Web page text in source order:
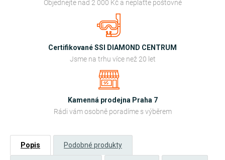
Objednejte nad 2 000 Kč a neplaťte poštovné
Certifikované SSI DIAMOND CENTRUM
Jsme na trhu více než 20 let
Kamenná prodejna Praha 7
Rádi vám osobně poradíme s výběrem
Popis Podobné produkty